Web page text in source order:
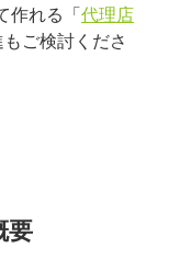
作れる「代理店
ご検討くださ
要